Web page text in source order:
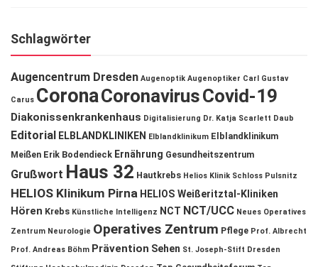
Schlagwörter
Augencentrum Dresden Augenoptik Augenoptiker Carl Gustav
Carus CoronaCoronavirusCovid-19
Diakonissenkrankenhaus Digitalisierung Dr. Katja Scarlett Daub
Editorial ELBLANDKLINIKEN Elblandklinikum Elblandklinikum
Meißen Erik Bodendieck Ernährung Gesundheitszentrum
Grußwort Haus 32 Hautkrebs Helios Klinik Schloss Pulsnitz
HELIOS Klinikum Pirna HELIOS Weißeritztal-Kliniken
Hören Krebs Künstliche Intelligenz NCT NCT/UCC Neues Operatives
Zentrum Neurologie Operatives Zentrum Pflege Prof. Albrecht
Prof. Andreas Böhm Prävention Sehen St. Joseph-Stift Dresden